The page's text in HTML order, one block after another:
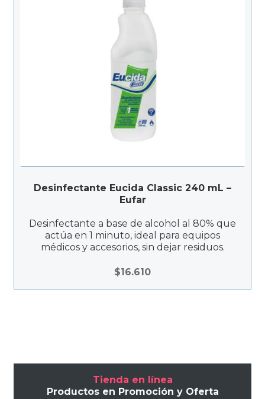
Desinfectante Eucida Classic 240 mL –
Eufar
Desinfectante a base de alcohol al 80% que
actúa en 1 minuto, ideal para equipos
médicos y accesorios, sin dejar residuos.
$16.610
Tienda en línea
Productos en Promoción y Oferta